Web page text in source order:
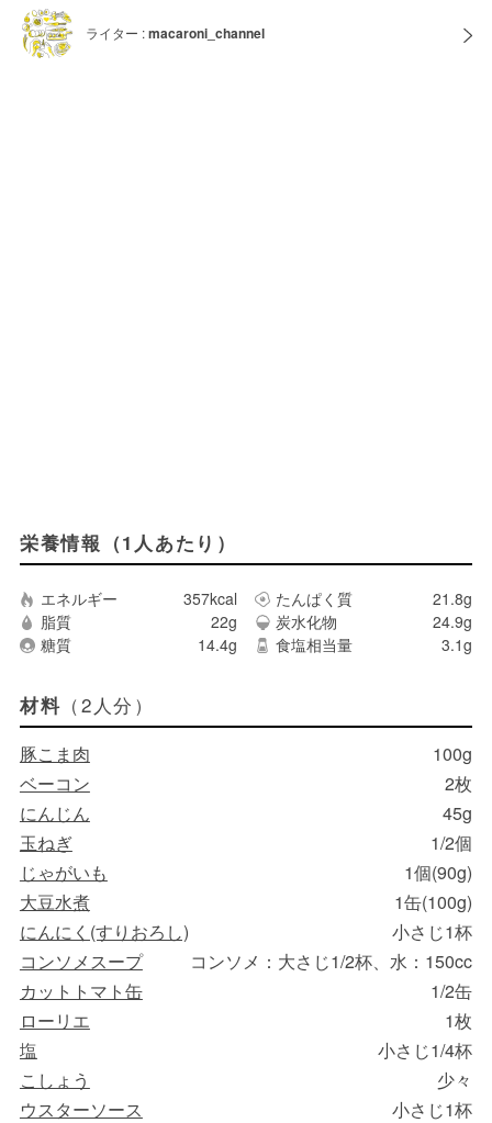
ライター :macaroni_channel
栄養情報（1人あたり）
エネルギー 357kcal たんぱく質
21.8g
脂質
22g 炭水化物
24.9g
糖質
14.4g 食塩相当量 3.1g
材料 （2人分）
豚こま肉
100g
ベーコン
2枚
にんじん
45g
玉ねぎ
1/2個
じゃがいも
1個(90g)
大豆水煮
1缶(100g)
にんにく(すりおろし)
小さじ1杯
コンソメスープ
コンソメ：大さじ1/2杯、水：150cc
カットトマト缶
1/2缶
ローリエ
1枚
塩
小さじ1/4杯
こしょう
少々
ウスターソース
小さじ1杯